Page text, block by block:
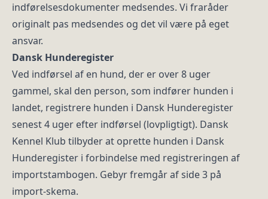
indførelsesdokumenter medsendes. Vi fraråder
originalt pas medsendes og det vil være på eget
ansvar.
Dansk Hunderegister
Ved indførsel af en hund, der er over 8 uger
gammel, skal den person, som indfører hunden i
landet, registrere hunden i Dansk Hunderegister
senest 4 uger efter indførsel (lovpligtigt). Dansk
Kennel Klub tilbyder at oprette hunden i Dansk
Hunderegister i forbindelse med registreringen af
importstambogen. Gebyr fremgår af side 3 på
import-skema.